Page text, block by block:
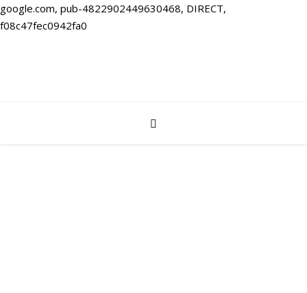
google.com, pub-4822902449630468, DIRECT,
f08c47fec0942fa0